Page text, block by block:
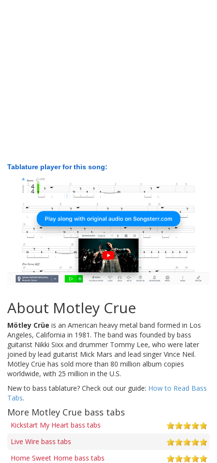
Tablature player for this song:
About Motley Crue
Mötley Crüe is an American heavy metal band formed in Los
Angeles, California in 1981. The band was founded by bass
guitarist Nikki Sixx and drummer Tommy Lee, who were later
joined by lead guitarist Mick Mars and lead singer Vince Neil.
Mötley Crüe has sold more than 80 million album copies
worldwide, with 25 million in the U.S.
New to bass tablature? Check out our guide: How to Read Bass
Tabs.
More Motley Crue bass tabs
Kickstart My Heart bass tabs
Live Wire bass tabs
Home Sweet Home bass tabs